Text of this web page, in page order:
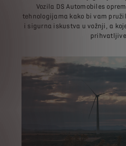
Vozila DS Automobiles
tehnologijama kako bi vam
i sigurna iskustva u vožnji, a